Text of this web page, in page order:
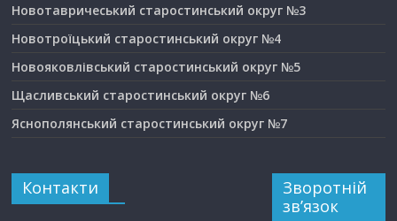
Новотавричеський старостинський округ №3
Новотроїцький старостинський округ №4
Новояковлівський старостинський округ №5
Щасливський старостинський округ №6
Яснополянський старостинський округ №7
Контакти
Зворотній
зв’язок